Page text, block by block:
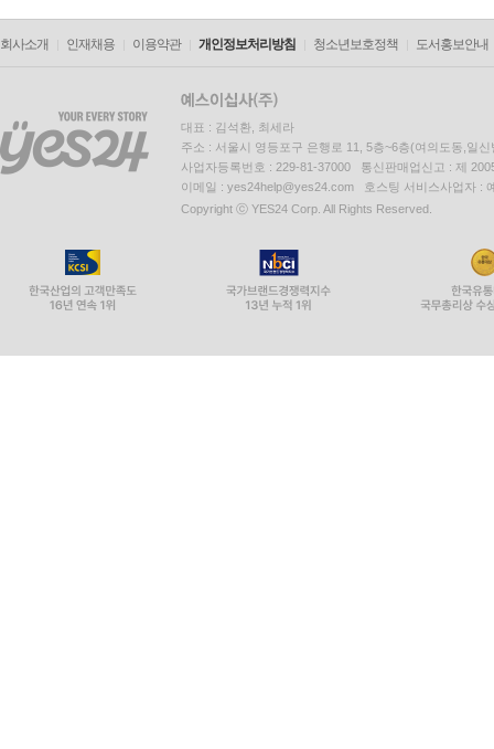
회사소개 인재채용 이용약관 개인정보처리방침 청소년보호정책 도서홍보안내
대표 : 김석환, 최세라
주소 : 서울시 영등포구 은행로 11, 5층~6층(여의도동,일신
사업자등록번호 : 229-81-37000 통신판매업신고 : 제
이메일 : yes24help@yes24.com 호스팅 서비스사업자 :
Copyright ⓒ YES24 Corp. All Rights Reserved.